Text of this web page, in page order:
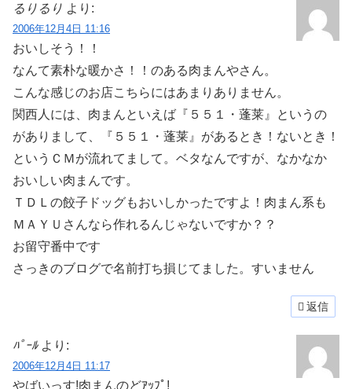
るりるり より:
2006年12月4日 11:16
おいしそう！！
なんて素朴な暖かさ！！のある肉まんやさん。
こんな感じのお店こちらにはあまりありません。
関西人には、肉まんといえば『５５１・蓬莱』というの
がありまして、『５５１・蓬莱』があるとき！ないとき！
というＣＭが流れてまして。ベタなんですが、なかなか
おいしい肉まんです。
ＴＤＬの餃子ドッグもおいしかったですよ！肉まん系も
ＭＡＹＵさんなら作れるんじゃないですか？？
お留守番中です
さっきのブログで名前打ち損じてました。すいません
返信
ﾊﾟｰﾙ より:
2006年12月4日 11:17
やばいっす!肉まんのどｱｯﾌﾟ!